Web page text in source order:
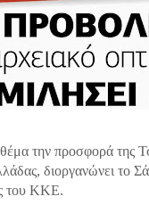
την προσφορά της
διοργανώνει το
του ΚΚΕ.